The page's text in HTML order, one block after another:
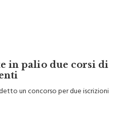
in palio due corsi di
un concorso per due iscrizioni